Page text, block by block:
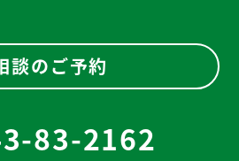
談のご予約
83-2162